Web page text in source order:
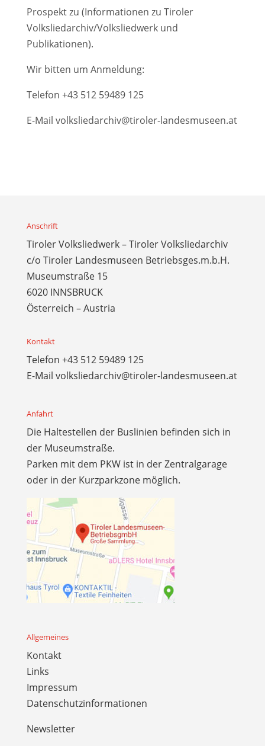
Prospekt zu (Informationen zu Tiroler
Volksliedarchiv/Volksliedwerk und
Publikationen).
Wir bitten um Anmeldung:
Telefon +43 512 59489 125
E-Mail volksliedarchiv@tiroler-landesmuseen.at
Anschrift
Tiroler Volksliedwerk – Tiroler Volksliedarchiv
c/o Tiroler Landesmuseen Betriebsges.m.b.H.
Museumstraße 15
6020 INNSBRUCK
Österreich – Austria
Kontakt
Telefon +43 512 59489 125
E-Mail volksliedarchiv@tiroler-landesmuseen.at
Anfahrt
Die Haltestellen der Buslinien befinden sich in
der Museumstraße.
Parken mit dem PKW ist in der Zentralgarage
oder in der Kurzparkzone möglich.
Allgemeines
Kontakt
Links
Impressum
Datenschutzinformationen
Newsletter